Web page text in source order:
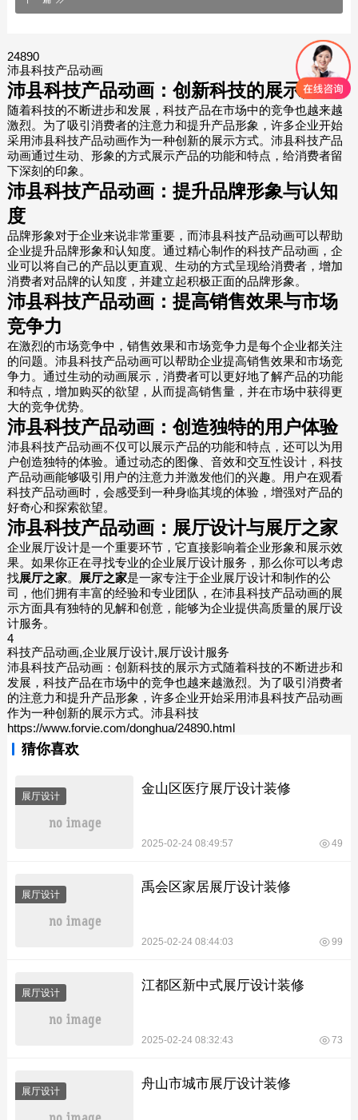
24890
沛县科技产品动画
沛县科技产品动画：创新科技的展示方式
随着科技的不断进步和发展，科技产品在市场中的竞争也越来越
激烈。为了吸引消费者的注意力和提升产品形象，许多企业开始
采用沛县科技产品动画作为一种创新的展示方式。沛县科技产品
动画通过生动、形象的方式展示产品的功能和特点，给消费者留
下深刻的印象。
沛县科技产品动画：提升品牌形象与认知
度
品牌形象对于企业来说非常重要，而沛县科技产品动画可以帮助
企业提升品牌形象和认知度。通过精心制作的科技产品动画，企
业可以将自己的产品以更直观、生动的方式呈现给消费者，增加
消费者对品牌的认知度，并建立起积极正面的品牌形象。
沛县科技产品动画：提高销售效果与市场
竞争力
在激烈的市场竞争中，销售效果和市场竞争力是每个企业都关注
的问题。沛县科技产品动画可以帮助企业提高销售效果和市场竞
争力。通过生动的动画展示，消费者可以更好地了解产品的功能
和特点，增加购买的欲望，从而提高销售量，并在市场中获得更
大的竞争优势。
沛县科技产品动画：创造独特的用户体验
沛县科技产品动画不仅可以展示产品的功能和特点，还可以为用
户创造独特的体验。通过动态的图像、音效和交互性设计，科技
产品动画能够吸引用户的注意力并激发他们的兴趣。用户在观看
科技产品动画时，会感受到一种身临其境的体验，增强对产品的
好奇心和探索欲望。
沛县科技产品动画：展厅设计与展厅之家
企业展厅设计是一个重要环节，它直接影响着企业形象和展示效
果。如果你正在寻找专业的企业展厅设计服务，那么你可以考虑
找展厅之家。 展厅之家是一家专注于企业展厅设计和制作的公
司，他们拥有丰富的经验和专业团队，在沛县科技产品动画的展
示方面具有独特的见解和创意，能够为企业提供高质量的展厅设
计服务。
4
科技产品动画,企业展厅设计,展厅设计服务
沛县科技产品动画：创新科技的展示方式随着科技的不断进步和
发展，科技产品在市场中的竞争也越来越激烈。为了吸引消费者
的注意力和提升产品形象，许多企业开始采用沛县科技产品动画
作为一种创新的展示方式。沛县科技
https://www.forvie.com/donghua/24890.html
猜你喜欢
展厅设计 金山区医疗展厅设计装修
2025-02-24 08:49:57 49
展厅设计 禹会区家居展厅设计装修
2025-02-24 08:44:03 99
展厅设计 江都区新中式展厅设计装修
2025-02-24 08:32:43 73
展厅设计 舟山市城市展厅设计装修